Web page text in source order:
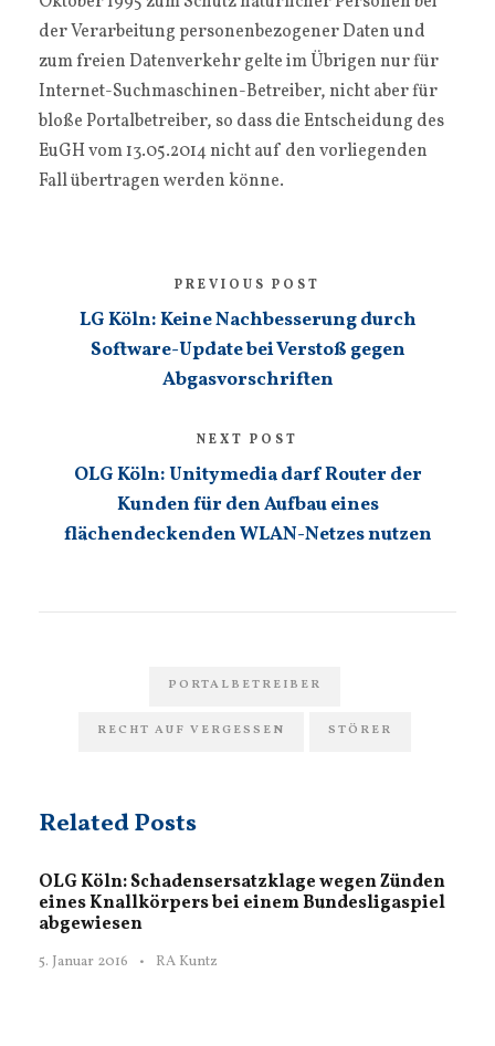
der Verarbeitung personenbezogener Daten und
zum freien Datenverkehr gelte im Übrigen nur für
Internet-Suchmaschinen-Betreiber, nicht aber für
bloße Portalbetreiber, so dass die Entscheidung des
EuGH vom 13.05.2014 nicht auf den vorliegenden
Fall übertragen werden könne.
PREVIOUS POST
LG Köln: Keine Nachbesserung durch
Software-Update bei Verstoß gegen
Abgasvorschriften
NEXT POST
OLG Köln: Unitymedia darf Router der
Kunden für den Aufbau eines
flächendeckenden WLAN-Netzes nutzen
PORTALBETREIBER
RECHT AUF VERGESSEN STÖRER
Related Posts
OLG Köln: Schadensersatzklage wegen Zünden
eines Knallkörpers bei einem Bundesligaspiel
abgewiesen
5. Januar 2016 • RA Kuntz